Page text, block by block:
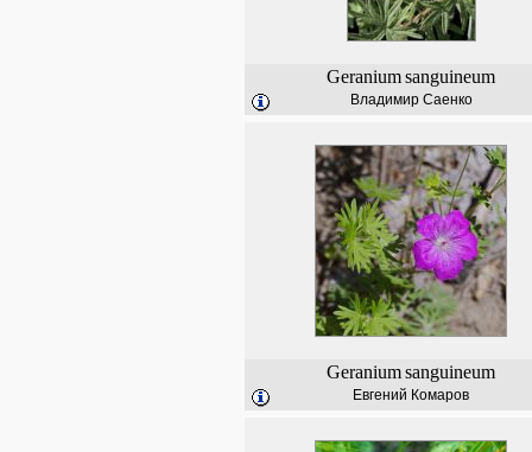
Geraniumsanguineum
Владимир Саенко
Geraniumsanguineum
Евгений Комаров